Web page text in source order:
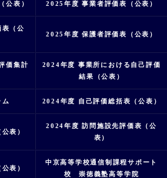
公表） 2025年度 事業者評価表（公表）
（公
2025年度 保護者評価表（公表）
価集計
2024年度 事業所における自己評価
結果（公表）
2024年度 自己評価総括表（公表）
表）
2024年度 訪問施設先評価表（公
表）
表）
中京高等学校通信制課程サポート
校 崇徳義塾高等学院